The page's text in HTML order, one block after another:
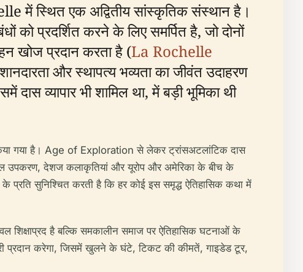
स्थित एक अद्वितीय सांस्कृतिक संस्थान है।
प्रदर्शित करने के लिए समर्पित है, जो दोनों
खोज प्रदान करता है (La Rochelle
और स्थापत्य भव्यता का जीवंत उदाहरण
व्यापार भी शामिल था, में बड़ी भूमिका थी
गया है। Age of Exploration से लेकर ट्रांसअटलांटिक दास
उपकरण, देशज कलाकृतियां और यूरोप और अमेरिका के बीच के
प्रति सुनिश्चित करती है कि हर कोई इस समृद्ध ऐतिहासिक कथा में
है बल्कि समकालीन समाज पर ऐतिहासिक घटनाओं के
प्रदान करेगा, जिसमें खुलने के घंटे, टिकट की कीमतें, गाइडेड टूर,